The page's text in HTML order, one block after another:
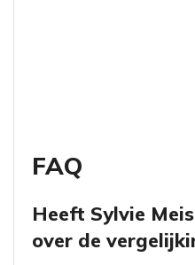
FAQ
Heeft Sylvie
over de